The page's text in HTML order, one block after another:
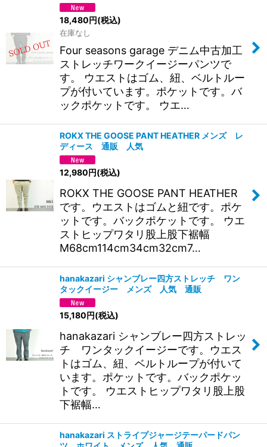
18,480円(税込)
在庫なし
Four seasons garage デニム中古加工
ストレッチワークイージーパンツで
す。 ウエストはゴム、紐、ベルトルー
プが付いています。ポケットです。バ
ックポケットです。 ウエ…
ROKX THE GOOSE PANT HEATHER メンズ レ
ディース 通販 人気
12,980円(税込)
ROKX THE GOOSE PANT HEATHER
です。ウエストはゴムと紐です。ポケ
ットです。バックポケットです。 ウエ
ストヒップワタリ股上股下裾幅
M68cm114cm34cm32cm7…
hanakazari シャンブレー四方ストレッチ ワン
タックイージー メンズ 人気 通販
15,180円(税込)
hanakazari シャンブレー四方ストレッ
チ ワンタックイージーです。ウエス
トはゴム、紐、ベルトループが付いて
います。ポケットです。バックポケッ
トです。 ウエストヒップワタリ股上股
下裾幅…
hanakazari ストライプジャージテーパードパン